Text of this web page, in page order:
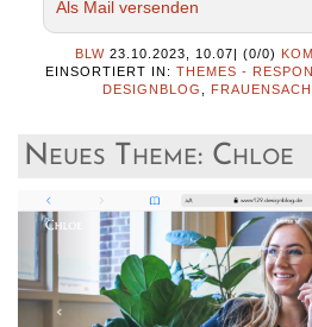
Als Mail versenden
BLW 23.10.2023, 10.07 (0/0)
EINSORTIERT IN: THEMES -
DESIGNBLOG
Neues Theme: Chloe